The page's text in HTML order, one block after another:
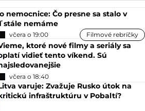
nemocnice: Čo presne sa stalo v
stále nemáme
včera o 19:00 Filmové rebríčky
ktoré nové filmy a seriály sa
vidieť tento víkend. Sú
včera o 18:40
varuje: Zvažuje Rusko útok na
infraštruktúru v Pobaltí?